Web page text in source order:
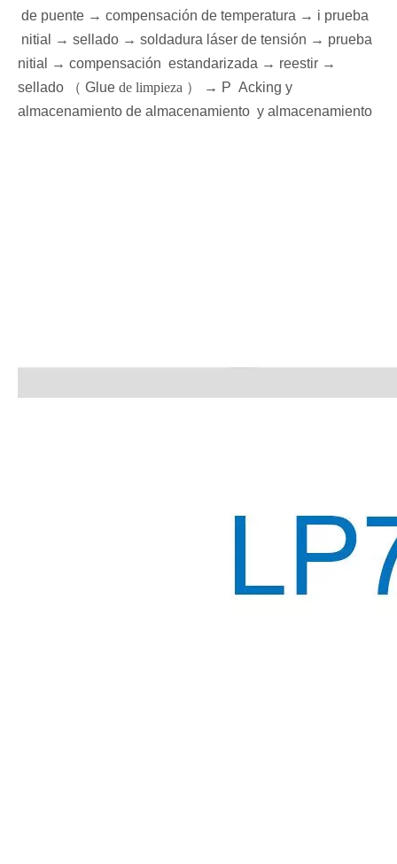
de puente → compensación de temperatura → i prueba
nitial
→ sellado → soldadura láser de tensión → prueba
nitial → compensación estandarizada → reestir →
sellado
（ Glue de limpieza ） → P Acking y
almacenamiento de almacenamiento y almacenamiento